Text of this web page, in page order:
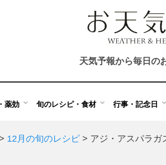
天気予報から毎日の
薬効 旬のレシピ・食材 行事・記念日
> 12月の旬のレシピ > アジ・アスパラガ